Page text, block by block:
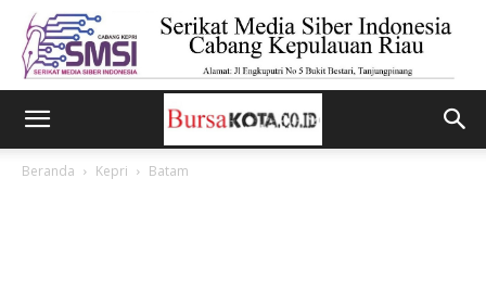
Beranda Kepri Batam